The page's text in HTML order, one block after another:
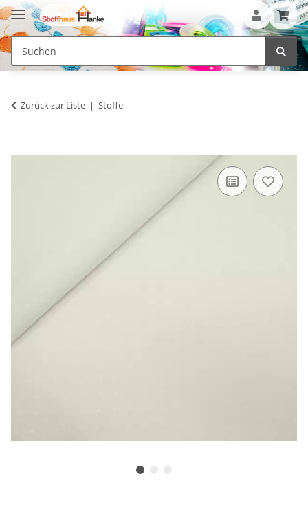
Zurück zur Liste Stoffe